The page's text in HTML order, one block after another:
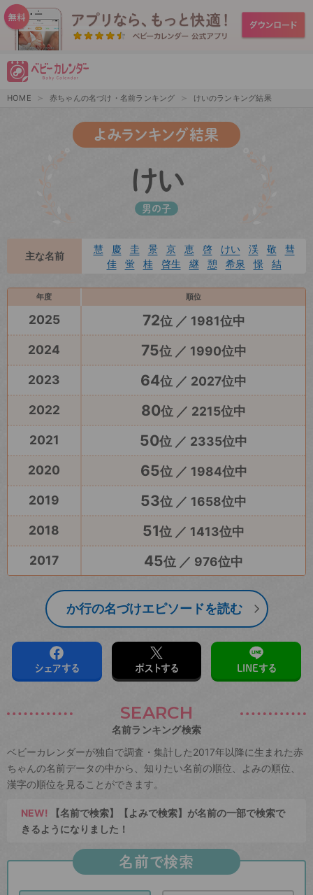
HOME 赤ちゃんの名づけ・名前ランキング けいのランキング結果
よみランキング結果
けい
男の子
主な名前
慧 慶 圭 景 京 恵 啓 けい 渓 敬
彗
佳
蛍 桂 啓生 継 憩 希泉 憬 結
年度 順位
2025 72位 ／ 1981位中
2024
75位 ／ 1990位中
2023
64位 ／ 2027位中
2022
80位 ／ 2215位中
2021
50位 ／ 2335位中
2020
65位 ／ 1984位中
2019
53位 ／ 1658位中
2018
51位 ／ 1413位中
2017
45位 ／ 976位中
か行の名づけエピソードを読む
シェアする ポストする LINEする
SEARCH
名前ランキング検索
ベビーカレンダーが独自で調査・集計した2017年以降に生まれた赤
ちゃんの名前データの中から、知りたい名前の順位、よみの順位、
漢字の順位を見ることができます。
NEW! 【名前で検索】【よみで検索】が名前の一部で検索で
きるようになりました！
名前で検索